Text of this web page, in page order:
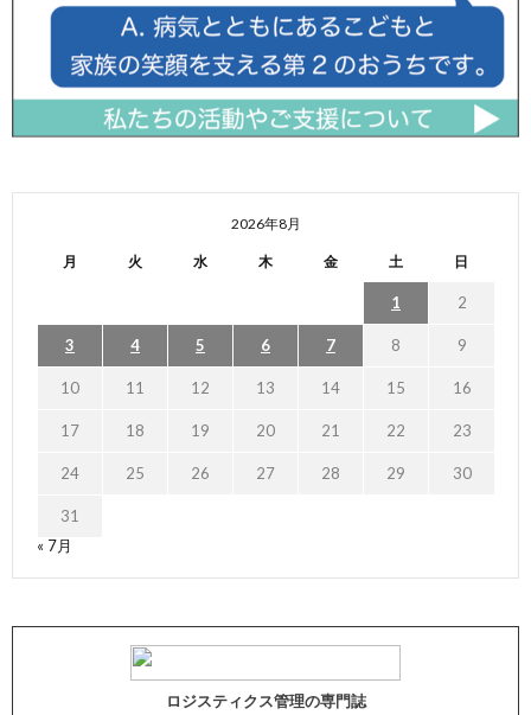
2026年8月
月 火 水 木 金 土 日
1 2
3 4 5 6 7 8 9
10 11 12 13 14 15 16
17 18 19 20 21 22 23
24 25 26 27 28 29 30
31
« 7月
ロジスティクス管理の専門誌